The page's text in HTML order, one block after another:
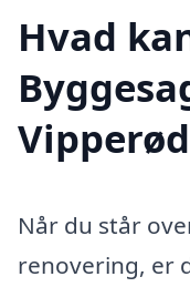
Hvad
Når du står
renovering, er